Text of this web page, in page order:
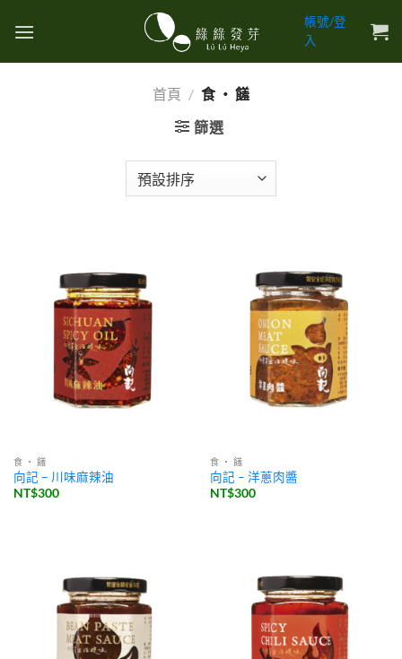
帳號/登
入
首頁 / 食 ・ 饈
篩選
食 ・ 饈
向記 – 川味麻辣油
NT$300
食 ・ 饈
向記 – 洋蔥肉醬
NT$300